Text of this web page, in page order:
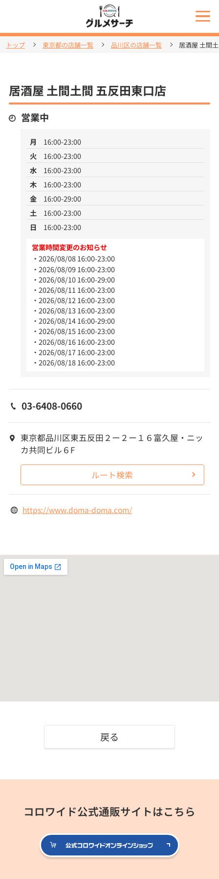
トップ 東京都の店舗一覧 品川区の店舗一覧 居酒屋 土間
居酒屋 土間土間 五反田東口店
営業中
月
16:00-23:00
火
16:00-23:00
水
16:00-23:00
木
16:00-23:00
金
16:00-29:00
土
16:00-23:00
日
16:00-23:00
営業時間変更のお知らせ
2026/08/08 16:00-23:00
2026/08/09 16:00-23:00
2026/08/10 16:00-29:00
2026/08/11 16:00-23:00
2026/08/12 16:00-23:00
2026/08/13 16:00-23:00
2026/08/14 16:00-29:00
2026/08/15 16:00-23:00
2026/08/16 16:00-23:00
2026/08/17 16:00-23:00
2026/08/18 16:00-23:00
03-6408-0660
東京都品川区東五反田２ー２ー１６富久屋・ニッ
カ共同ビル６F
ルート検索
https://www.doma-doma.com/
戻る
コロワイド公式通販サイトはこちら
公式コロ